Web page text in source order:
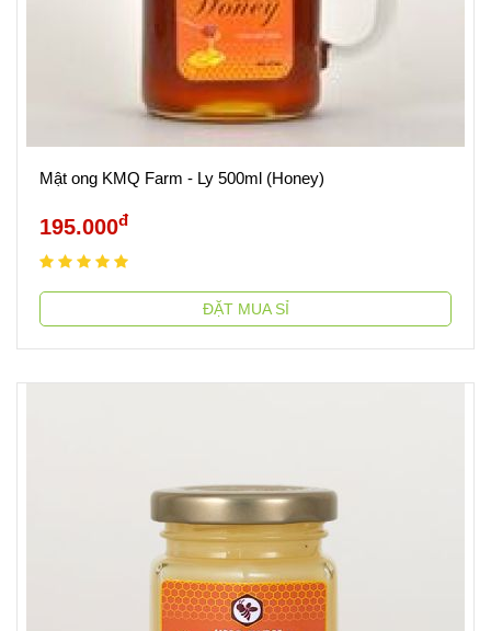
Mật ong KMQ Farm - Ly 500ml (Honey)
195.000đ
ĐẶT MUA SỈ